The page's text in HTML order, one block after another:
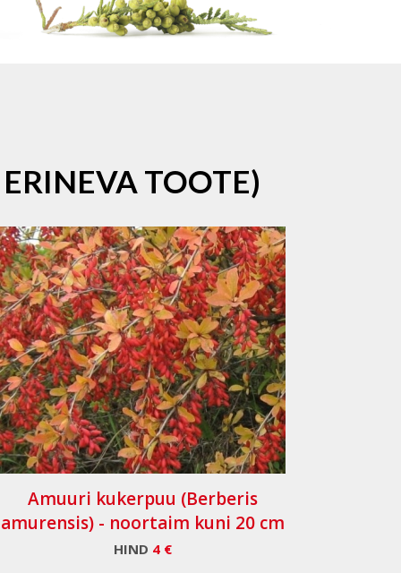
TOOTE)
Amuuri kukerpuu (Berberis
amurensis) - noortaim kuni 20 cm
HIND 4 €